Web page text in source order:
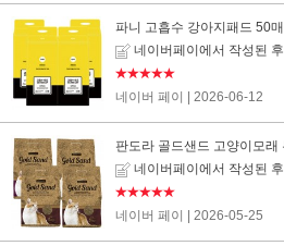
파니 고흡수 강아지패드 50
네이버페이에서 작성된
★★★★★
네이버 페이
| 2026-06-12
판도라 골드샌드 고양이모래
네이버페이에서 작성된
★★★★★
네이버 페이
| 2026-05-25